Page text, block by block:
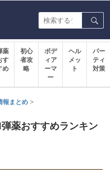
薬
す
め
初心
者攻
略
ボデ
ィア
ーマ
ー
ヘル
メッ
ト
パー
ティ
対策
報まとめ >
薬おすすめランキン